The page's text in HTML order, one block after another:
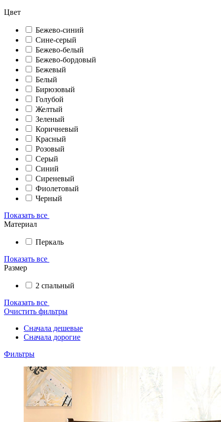
Цвет
Бежево-синий
Сине-серый
Бежево-белый
Бежево-бордовый
Бежевый
Белый
Бирюзовый
Голубой
Желтый
Зеленый
Коричневый
Красный
Розовый
Серый
Синий
Сиреневый
Фиолетовый
Черный
Показать все
Материал
Перкаль
Показать все
Размер
2 спальный
Показать все
Очистить фильтры
Сначала дешевые
Сначала дорогие
Фильтры